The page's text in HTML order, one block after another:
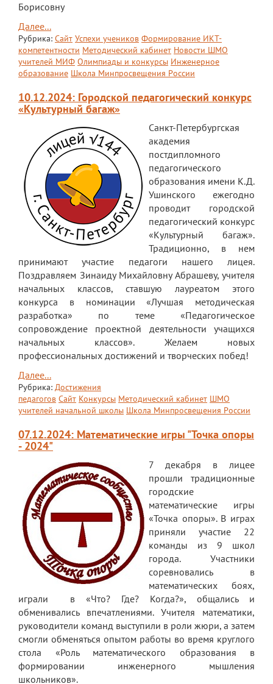
Борисовну
Далее...
Рубрика: Сайт Успехи учеников Формирование ИКТ-
компетентности Методический кабинет Новости ШМО
учителей МИФ Олимпиады и конкурсы Инженерное
образование Школа Минпросвещения России
10.12.2024: Городской педагогический конкурс
«Культурный багаж»
Санкт-Петербургская
академия
постдипломного
педагогического
образования имени К.Д.
Ушинского ежегодно
проводит городской
педагогический конкурс
«Культурный багаж».
Традиционно, в нем
принимают участие педагоги нашего лицея.
Поздравляем Зинаиду Михайловну Абрашеву, учителя
начальных классов, ставшую лауреатом этого
конкурса в номинации «Лучшая методическая
разработка» по теме «Педагогическое
сопровождение проектной деятельности учащихся
начальных классов». Желаем новых
профессиональных достижений и творческих побед!
Далее...
Рубрика: Достижения
педагогов Сайт Конкурсы Методический кабинет ШМО
учителей начальной школы Школа Минпросвещения России
07.12.2024: Математические игры "Точка опоры
- 2024"
7 декабря в лицее
прошли традиционные
городские
математические игры
«Точка опоры». В играх
приняли участие 22
команды из 9 школ
города. Участники
соревновались в
математических боях,
играли в «Что? Где? Когда?», общались и
обменивались впечатлениями. Учителя математики,
руководители команд выступили в роли жюри, а затем
смогли обменяться опытом работы во время круглого
стола «Роль математического образования в
формировании инженерного мышления
школьников».